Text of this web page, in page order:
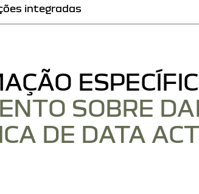
integradas
SOBRE
DE DATA